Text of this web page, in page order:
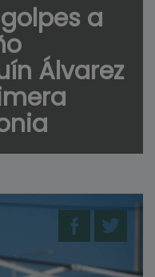
a
Álvarez